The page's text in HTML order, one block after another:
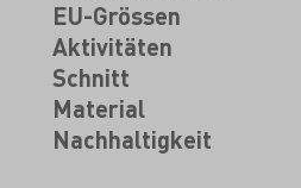
EU-Grössen
Aktivitäten
Schnitt
Material
Nachhaltigkeit